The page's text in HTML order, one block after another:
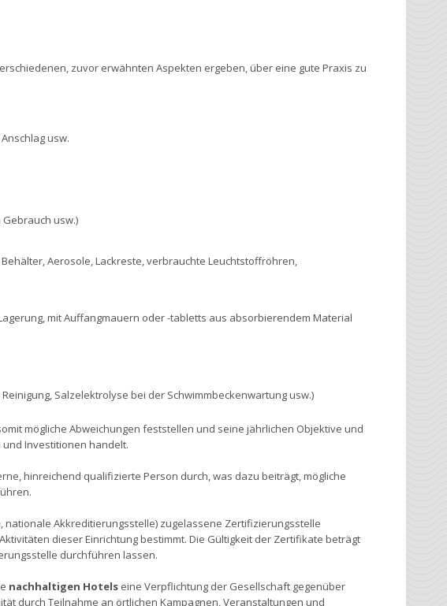
zuvor erwähnten Aspekten ergeben, über eine gute Praxis zu
usw.
usw.)
Aerosole, Lackreste, verbrauchte Leuchtstoffröhren,
mit Auffangmauern oder -tabletts aus absorbierendem Material
Salzelektrolyse bei der Schwimmbeckenwartung usw.)
mögliche Abweichungen feststellen und seine jährlichen Objektive und
Investitionen handelt.
hinreichend qualifizierte Person durch, was dazu beiträgt, mögliche
nationale Akkreditierungsstelle) zugelassene Zertifizierungsstelle
dieser Einrichtung bestimmt. Die Gültigkeit der Zertifikate beträgt
durchführen lassen.
nachhaltigen Hotels eine Verpflichtung der Gesellschaft gegenüber
durch Teilnahme an örtlichen Kampagnen, Veranstaltungen und